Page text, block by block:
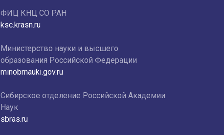
ФИЦ КНЦ СО РАН
ksc.krasn.ru
Министерство науки и высшего
образования Российской Федерации
minobrnauki.gov.ru
Сибирское отделение Российской Академии
Наук
sbras.ru